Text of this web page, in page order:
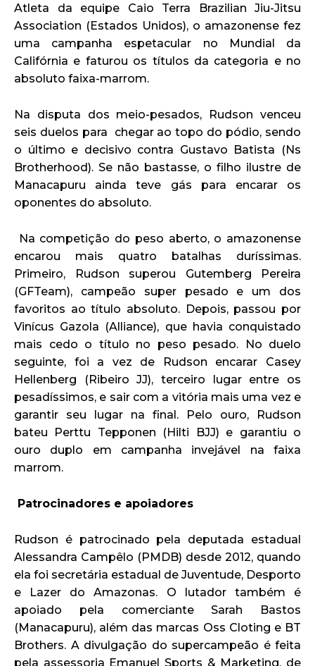
Atleta da equipe Caio Terra Brazilian Jiu-Jitsu
Association (Estados Unidos), o amazonense fez
uma campanha espetacular no Mundial da
Califórnia e faturou os títulos da categoria e no
absoluto faixa-marrom.
Na disputa dos meio-pesados, Rudson venceu
seis duelos para chegar ao topo do pódio, sendo
o último e decisivo contra Gustavo Batista (Ns
Brotherhood). Se não bastasse, o filho ilustre de
Manacapuru ainda teve gás para encarar os
oponentes do absoluto.
Na competição do peso aberto, o amazonense
encarou mais quatro batalhas duríssimas.
Primeiro, Rudson superou Gutemberg Pereira
(GFTeam), campeão super pesado e um dos
favoritos ao título absoluto. Depois, passou por
Vinícus Gazola (Alliance), que havia conquistado
mais cedo o título no peso pesado. No duelo
seguinte, foi a vez de Rudson encarar Casey
Hellenberg (Ribeiro JJ), terceiro lugar entre os
pesadíssimos, e sair com a vitória mais uma vez e
garantir seu lugar na final. Pelo ouro, Rudson
bateu Perttu Tepponen (Hilti BJJ) e garantiu o
ouro duplo em campanha invejável na faixa
marrom.
Patrocinadores e apoiadores
Rudson é patrocinado pela deputada estadual
Alessandra Campêlo (PMDB) desde 2012, quando
ela foi secretária estadual de Juventude, Desporto
e Lazer do Amazonas. O lutador também é
apoiado pela comerciante Sarah Bastos
(Manacapuru), além das marcas Oss Cloting e BT
Brothers. A divulgação do supercampeão é feita
pela assessoria Emanuel Sports & Marketing, de